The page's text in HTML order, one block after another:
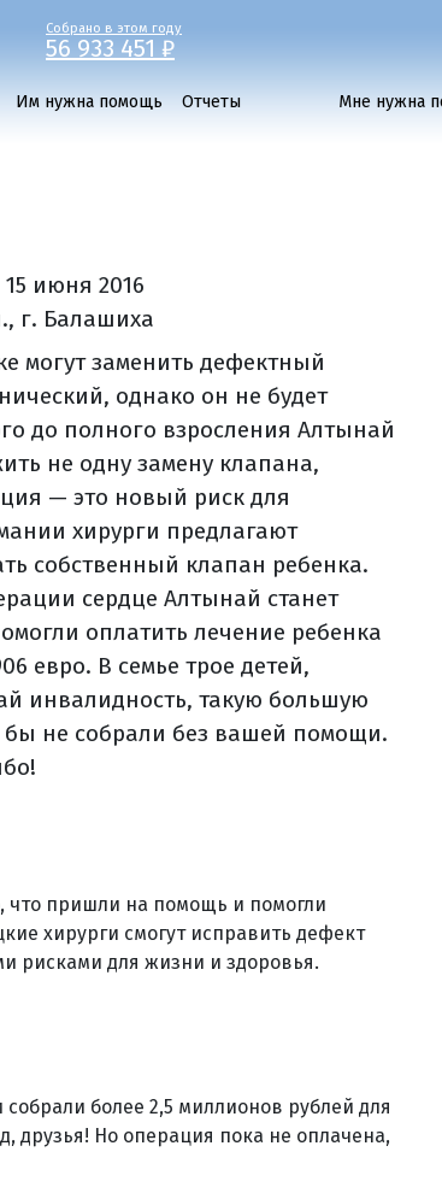
Собрано в этом году
56 933 451 ₽
Им нужна помощь Отчеты Мне нужна
15 июня 2016
г. Балашиха
могут заменить дефектный
однако он не будет
до полного взросления Алтынай
не одну замену клапана,
— это новый риск для
хирурги предлагают
собственный клапан ребенка.
сердце Алтынай станет
оплатить лечение ребенка
евро. В семье трое детей,
инвалидность, такую большую
бы не собрали без вашей помощи.
что пришли на помощь и помогли
хирурги смогут исправить дефект
рисками для жизни и здоровья.
более 2,5 миллионов рублей для
друзья! Но операция пока не оплачена,